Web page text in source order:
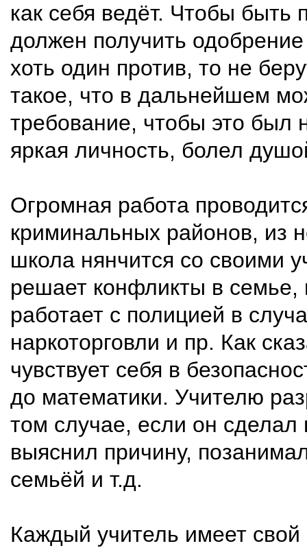
как себя ведёт. Чтобы быть
должен получить
хоть один против, то не
такое, что в дальнейшем
требование, чтобы это был
яркая личность, болел
Огромная работа
криминальных районов, из
школа нянчится со своими
решает конфликты в семье,
работает с полицией в
наркоторговли и пр. Как
чувствует себя в
до математики. Учителю
том случае, если он
выяснил причину,
семьёй и т.д.
Каждый учитель имеет